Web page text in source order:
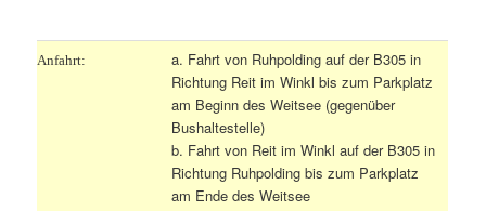
Anfahrt:
a. Fahrt von Ruhpolding auf der B305 in
Richtung Reit im Winkl bis zum Parkplatz
am Beginn des Weitsee (gegenüber
Bushaltestelle)
b. Fahrt von Reit im Winkl auf der B305 in
Richtung Ruhpolding bis zum Parkplatz
am Ende des Weitsee